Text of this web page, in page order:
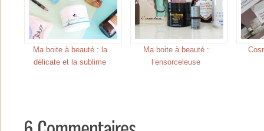
Ma boite à beauté : la
délicate et la sublime
Ma boite à beauté :
l’ensorceleuse